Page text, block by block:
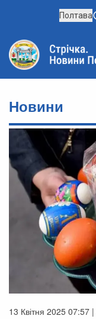
Полтава
Новини
13 Квітня 2025 07:57 |